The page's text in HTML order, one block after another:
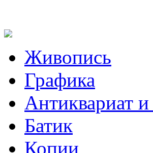
Живопись
Графика
Антиквариат
Батик
Копии